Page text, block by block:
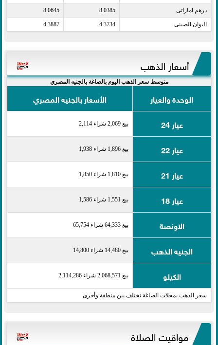
درهم اماراتى​ 8.0385
8.0645
اليوان الصينى​ 4.3734
4.3887
أسعار الذهب
متوسط سعر الذهب اليوم بالصاغة بالجنيه المصري
الوحدة والعيار
الأسعار بالجنيه المصري
عيار 24
بيع 2,069 شراء 2,114
عيار 22 بيع 1,896 شراء 1,938
عيار 21 بيع 1,810 شراء 1,850
عيار 18 بيع 1,551 شراء 1,586
الاونصة بيع 64,333 شراء 65,754
الجنيه الذهب بيع 14,480 شراء 14,800
الكيلو بيع 2,068,571 شراء 2,114,286
سعر الذهب بمحلات الصاغة تختلف بين منطقة وأخرى
مواقيت الصلاة